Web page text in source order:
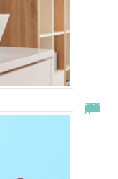
JetPunk : le meilleur site de quiz et de jeux !